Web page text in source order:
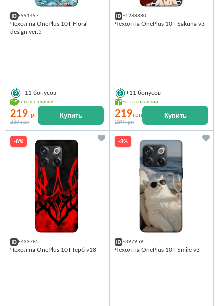
F991497
Чехол на OnePlus 10T Floral
design ver.5
+11 бонусов
Есть в наличии
219грн
239 грн
Купить
F1288880
Чехол на OnePlus 10T Sakuna v3
+11 бонусов
Есть в наличии
219грн
239 грн
Купить
-8%
F433785
Чехол на OnePlus 10T Герб v18
-8%
F397959
Чехол на OnePlus 10T Smile v3